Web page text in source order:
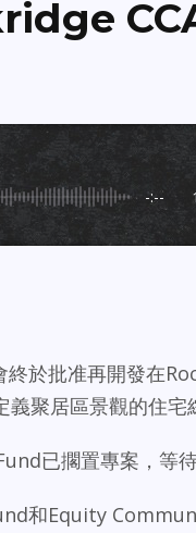
-:--
於批准再開發在
聚居區景觀的住宅
已擱置專案，等
和Equity